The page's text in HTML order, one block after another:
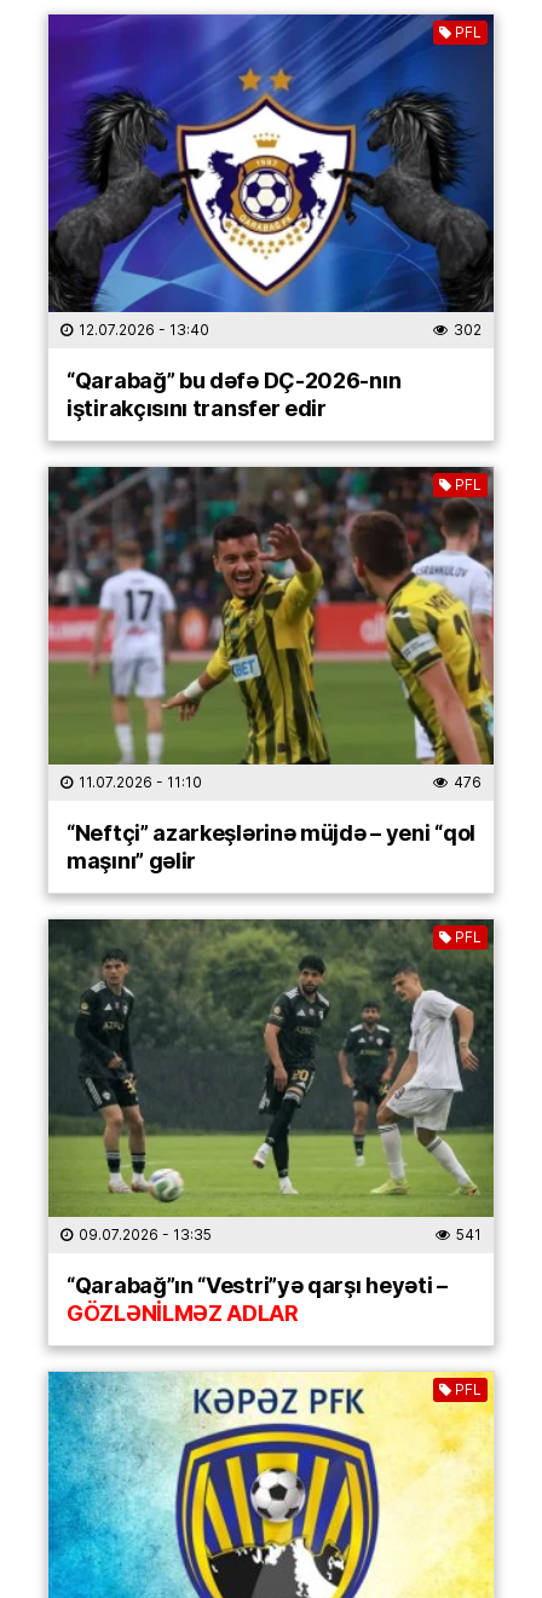
PFL
12.07.2026 - 13:40 302
“Qarabağ” bu dəfə DÇ-2026-nın
iştirakçısını transfer edir
PFL
11.07.2026 - 11:10 476
“Neftçi” azarkeşlərinə müjdə – yeni “qol
maşını” gəlir
PFL
09.07.2026 - 13:35 541
“Qarabağ”ın “Vestri”yə qarşı heyəti –
GÖZLƏNİLMƏZ ADLAR
PFL